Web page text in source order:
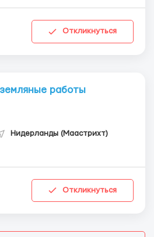
Откликнуться
работы
Нидерланды (Маастрихт)
Откликнуться